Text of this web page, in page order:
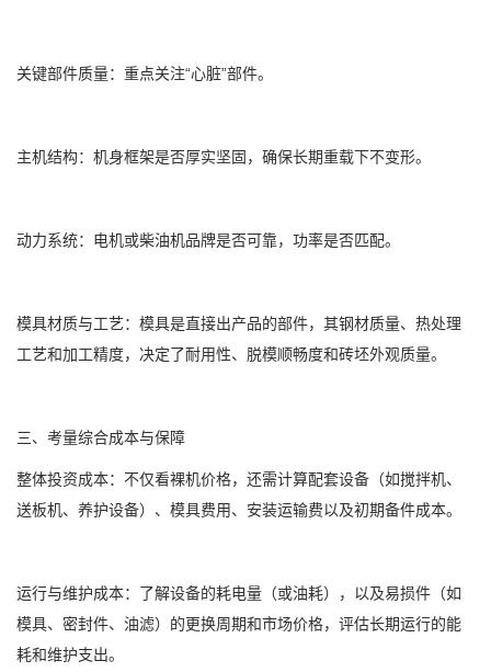
关键部件质量：重点关注“心脏”部件。
主机结构：机身框架是否厚实坚固，确保长期重载下不变形。
动力系统：电机或柴油机品牌是否可靠，功率是否匹配。
模具材质与工艺：模具是直接出产品的部件，其钢材质量、热处理
工艺和加工精度，决定了耐用性、脱模顺畅度和砖坯外观质量。
三、考量综合成本与保障
整体投资成本：不仅看裸机价格，还需计算配套设备（如搅拌机、
送板机、养护设备）、模具费用、安装运输费以及初期备件成本。
运行与维护成本：了解设备的耗电量（或油耗），以及易损件（如
模具、密封件、油滤）的更换周期和市场价格，评估长期运行的能
耗和维护支出。